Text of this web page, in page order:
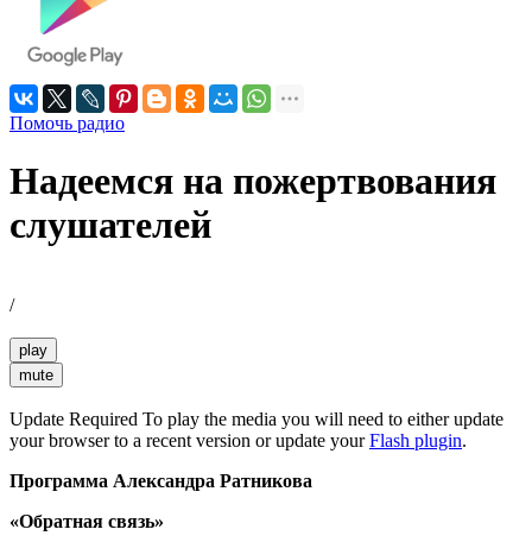
Помочь радио
Надеемся на пожертвования
слушателей
/
play
mute
Update Required To play the media you will need to either update
your browser to a recent version or update yourFlash plugin.
Программа Александра Ратникова
«Обратная связь»